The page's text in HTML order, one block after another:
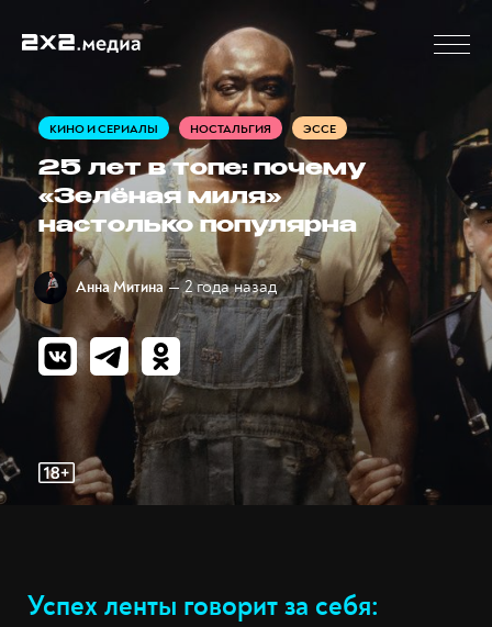
КИНО И СЕРИАЛЫ НОСТАЛЬГИЯ ЭССЕ
25 лет в топе: почему
«Зелёная миля»
настолько популярна
Анна Митина — 2 года назад
Успех ленты говорит за себя: